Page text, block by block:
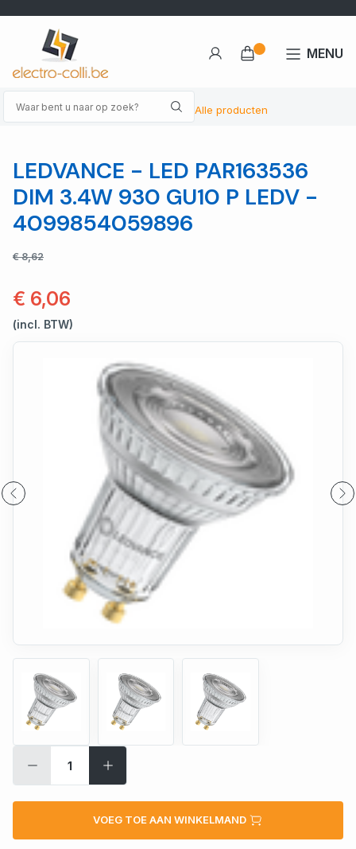
Alle producten
MENU
LEDVANCE - LED PAR163536
DIM 3.4W 930 GU10 P LEDV -
4099854059896
€ 8,62
€ 6,06
(incl. BTW)
VOEG TOE AAN WINKELMAND